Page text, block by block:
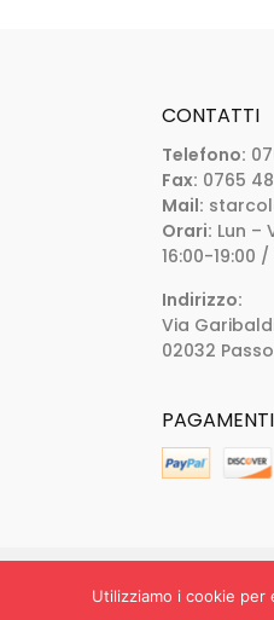
CONTATTI
Telefono:
Fax: 0765
Mail:
Orari: Lun –
16:00-19:00
Indirizzo:
Via
02032
Starcolor
Utilizziamo i cookie